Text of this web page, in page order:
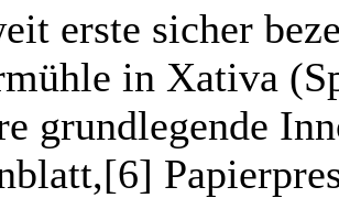
erste sicher
in Xativa
grundlegende